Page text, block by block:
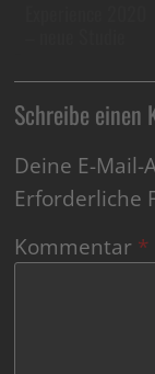
Schreibe einen
Deine E-
Erforderliche
Kommentar *